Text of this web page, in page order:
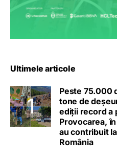
Ultimele articole
Peste 75.000
tone de
ediții record a
Provocarea,
au contribuit
România